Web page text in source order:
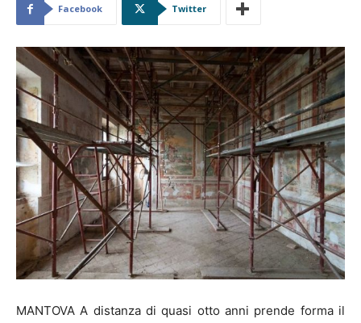
Facebook Twitter
MANTOVA A distanza di quasi otto anni prende forma il